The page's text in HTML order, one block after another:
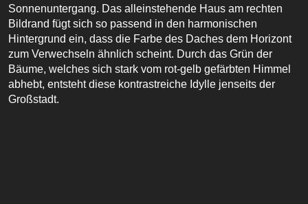
Sonnenuntergang. Das alleinstehende Haus am rechten
Bildrand fügt sich so passend in den harmonischen
Hintergrund ein, dass die Farbe des Daches dem Horizont
zum Verwechseln ähnlich scheint. Durch das Grün der
Bäume, welches sich stark vom rot-gelb gefärbten Himmel
abhebt, entsteht diese kontrastreiche Idylle jenseits der
Großstadt.